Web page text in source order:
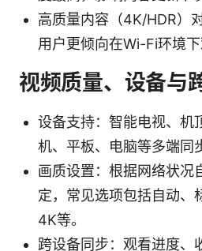
高质量内容（4K/HDR）
用户更倾向在Wi-Fi环境下
视频质量、设备与
设备支持：智能电视、机
机、平板、电脑等多端同
画质设置：根据网络状况
定，常见选项包括自动、
4K等。
跨设备同步：观看进度、